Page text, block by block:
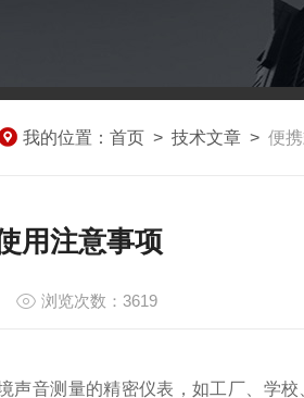
我的位置： 首页 > 技术文章 > 便
用注意事项
浏览次数：3619
声音测量的精密仪表，如工厂、学